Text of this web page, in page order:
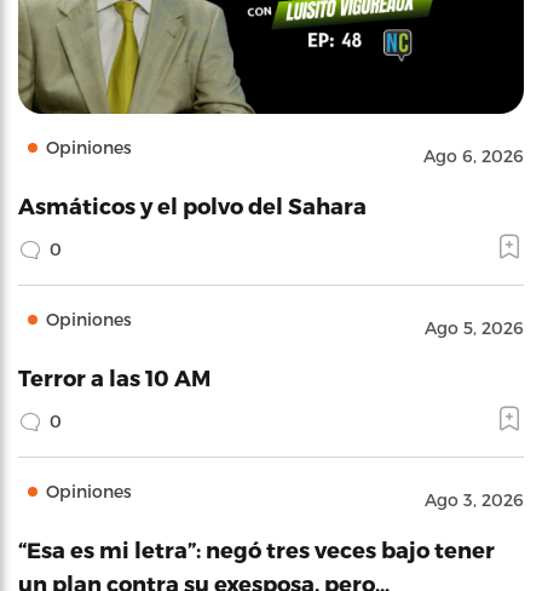
Opiniones Ago 6, 2026
Asmáticos y el polvo del Sahara
0
Opiniones Ago 5, 2026
Terror a las 10 AM
0
Opiniones Ago 3, 2026
“Esa es mi letra”: negó tres veces bajo tener
un plan contra su exesposa, pero…